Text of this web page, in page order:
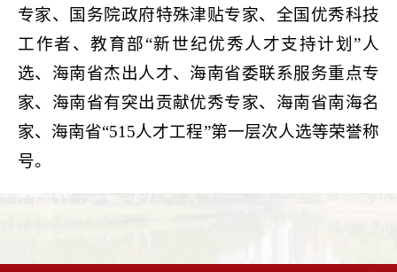
专家、国务院政府特殊津贴专家、全国优秀科技
工作者、教育部“新世纪优秀人才支持计划”人
选、海南省杰出人才、海南省委联系服务重点专
家、海南省有突出贡献优秀专家、海南省南海名
家、海南省“515人才工程”第一层次人选等荣誉称
号。